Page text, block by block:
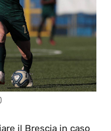
il Brescia in caso